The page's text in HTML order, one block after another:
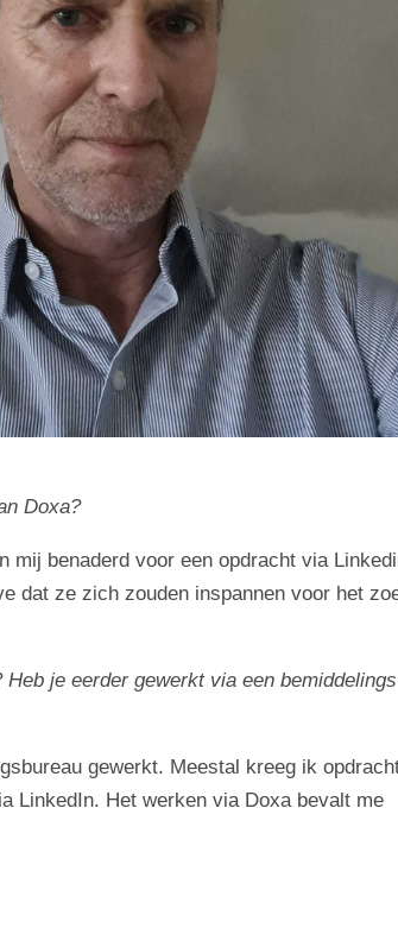
Doxa?
mij benaderd voor een opdracht via
dat ze zich zouden inspannen voor het
je eerder gewerkt via een
gewerkt. Meestal kreeg ik
LinkedIn. Het werken via Doxa bevalt me